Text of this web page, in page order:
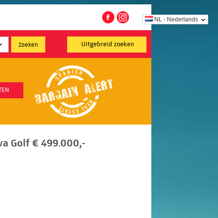
NL - Nederlands
Uitgebreid zoeken
Golf € 499.000,-